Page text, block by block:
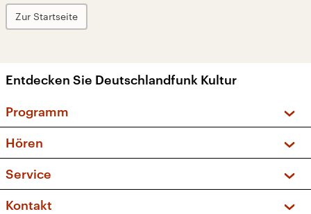
Zur Startseite
Entdecken Sie Deutschlandfunk Kultur
Programm
Sendungen und Podcasts
Musikliste
Kakadu – Das Kinderprogramm
Hören
Frequenzen (UKW + DAB+)
Service
FAQ
Kontakt